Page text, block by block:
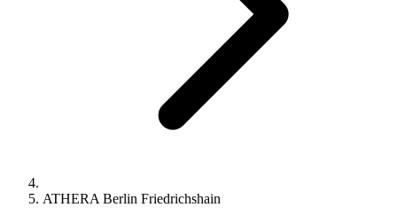
ATHERA Berlin Friedrichshain